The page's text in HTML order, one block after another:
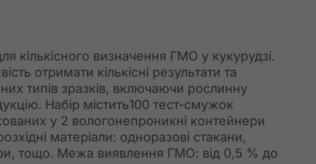
кількісного визначення ГМО у кукурудзі.
отримати кількісні результати та
типів зразків, включаючи рослинну
Набір містить100 тест-смужок
у 2 вологонепроникні контейнери
матеріали: одноразові стакани,
тощо. Межа виявлення ГМО: від 0,5 % до